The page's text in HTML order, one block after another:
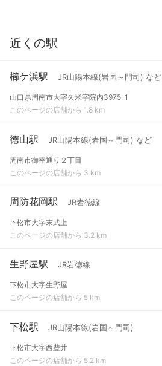
近くの駅
櫛ケ浜駅 JR山陽本線(岩国～門司) など
山口県周南市大字久米字院内3975-1
このページの店舗から 1.8 km
徳山駅 JR山陽本線(岩国～門司) など
周南市御幸通り２丁目
このページの店舗から 3 km
周防花岡駅 JR岩徳線
下松市大字末武上
このページの店舗から 3.2 km
生野屋駅 JR岩徳線
下松市大字生野屋
このページの店舗から 5 km
下松駅 JR山陽本線(岩国～門司)
下松市大字西豊井
このページの店舗から 5.2 km